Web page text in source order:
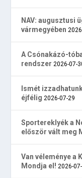
NAV: augusztusi
vármegyében
A Csónakázó-
rendszer 2026-07-
Ismét
éjfélig 2026-07-29
Sportereklyék a
először vált meg
Van véleménye a
Mondja el! 2026-